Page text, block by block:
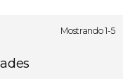
Mostrando 1-5